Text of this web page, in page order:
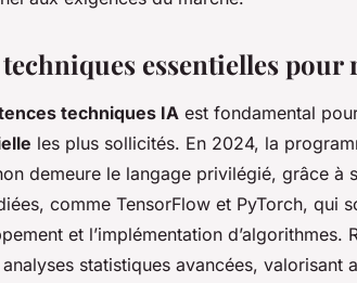
essentielles pour
techniques IA est fondamental
les plus sollicités. En 2024, la
demeure le langage privilégié, grâce à
comme TensorFlow et PyTorch, qui
et l’implémentation d’algorithmes.
statistiques avancées, valorisant